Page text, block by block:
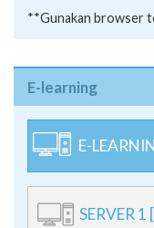
**Gunakan browser
E-learning
E-
SERVER